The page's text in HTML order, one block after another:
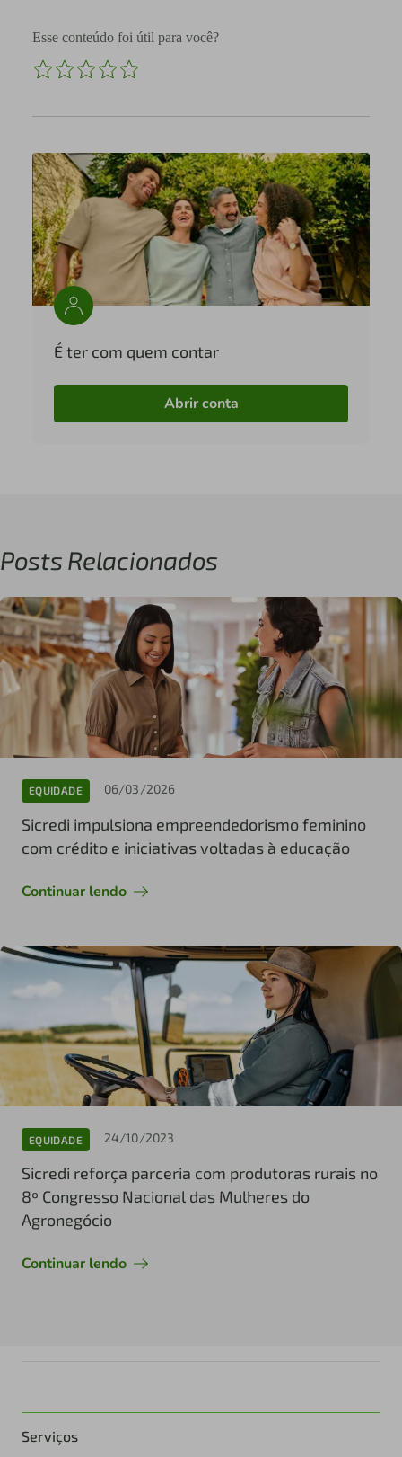
Esse conteúdo foi útil para você?
É ter com quem contar
Abrir conta
Posts Relacionados
EQUIDADE 06/03/2026
Sicredi impulsiona empreendedorismo feminino
com crédito e iniciativas voltadas à educação
Continuar lendo
EQUIDADE 24/10/2023
Sicredi reforça parceria com produtoras rurais no
8º Congresso Nacional das Mulheres do
Agronegócio
Continuar lendo
Serviços